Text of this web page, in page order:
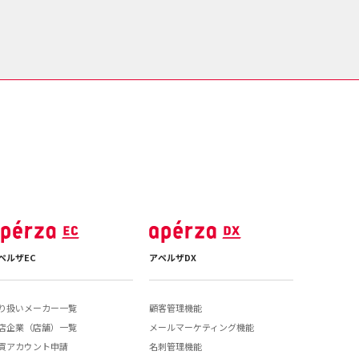
ルザEC
扱いメーカー一覧
企業（店舗）一覧
アカウント申請
アペルザDX
顧客管理機能
メールマーケティング機能
名刺管理機能